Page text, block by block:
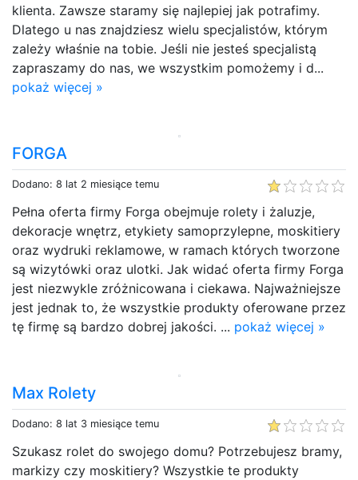
klienta. Zawsze staramy się najlepiej jak potrafimy.
Dlatego u nas znajdziesz wielu specjalistów, którym
zależy właśnie na tobie. Jeśli nie jesteś specjalistą
zapraszamy do nas, we wszystkim pomożemy i d...
pokaż więcej »
FORGA
Dodano: 8 lat 2 miesiące temu
Pełna oferta firmy Forga obejmuje rolety i żaluzje,
dekoracje wnętrz, etykiety samoprzylepne, moskitiery
oraz wydruki reklamowe, w ramach których tworzone
są wizytówki oraz ulotki. Jak widać oferta firmy Forga
jest niezwykle zróżnicowana i ciekawa. Najważniejsze
jest jednak to, że wszystkie produkty oferowane przez
tę firmę są bardzo dobrej jakości. ... pokaż więcej »
Max Rolety
Dodano: 8 lat 3 miesiące temu
Szukasz rolet do swojego domu? Potrzebujesz bramy,
markizy czy moskitiery? Wszystkie te produkty